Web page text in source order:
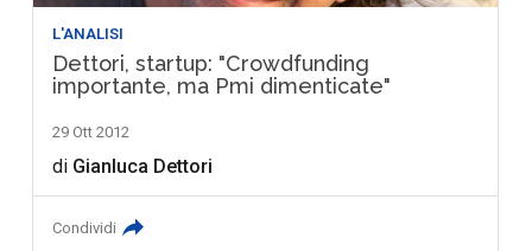
L'ANALISI
Dettori, startup: "Crowdfunding
importante, ma Pmi dimenticate"
29 Ott 2012
di Gianluca Dettori
Condividi